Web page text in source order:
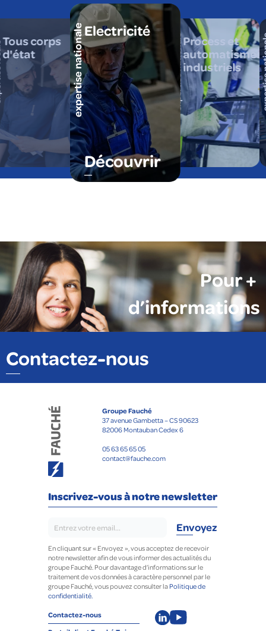
Tous corps
d'état
Electricité
Découvrir
expertise nationale
Process et
automatismes
industriels
expertise nationale
Pour +
d’informations
Contactez-nous
Groupe Fauché
37 avenue Gambetta – CS 90623
82006 Montauban Cedex 6
05 63 65 65 05
contact@fauche.com
Inscrivez-vous à notre newsletter
En cliquant sur « Envoyez », vous acceptez de recevoir
notre newsletter afin de vous informer des actualités du
groupe Fauché. Pour davantage d’informations sur le
traitement de vos données à caractère personnel par le
groupe Fauché, vous pouvez consulter laPolitique de
confidentialité.
Contactez-nous